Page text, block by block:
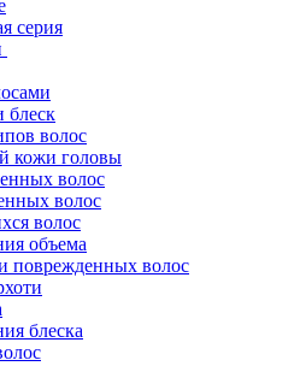
серия
блеск
волос
кожи головы
волос
волос
волос
объема
поврежденных волос
блеска